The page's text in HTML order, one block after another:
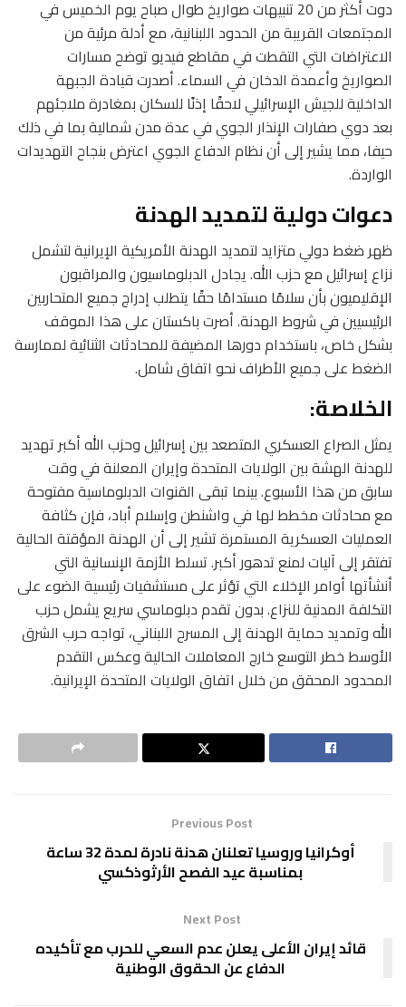
دوت أكثر من 20 تنبيهات صواريخ طوال صباح يوم الخميس في
المجتمعات القريبة من الحدود اللبنانية، مع أدلة مرئية من
الاعتراضات التي التقطت في مقاطع فيديو توضح مسارات
الصواريخ وأعمدة الدخان في السماء. أصدرت قيادة الجبهة
الداخلية للجيش الإسرائيلي لاحقًا إذنًا للسكان بمغادرة ملاجئهم
بعد دوي صفارات الإنذار الجوي في عدة مدن شمالية بما في ذلك
حيفا، مما يشير إلى أن نظام الدفاع الجوي اعترض بنجاح التهديدات
الواردة.
دعوات دولية لتمديد الهدنة
ظهر ضغط دولي متزايد لتمديد الهدنة الأمريكية الإيرانية لتشمل
نزاع إسرائيل مع حزب الله. يجادل الدبلوماسيون والمراقبون
الإقليميون بأن سلامًا مستدامًا حقًا يتطلب إدراج جميع المتحاربين
الرئيسيين في شروط الهدنة. أصرت باكستان على هذا الموقف
بشكل خاص، باستخدام دورها المضيفة للمحادثات الثنائية لممارسة
الضغط على جميع الأطراف نحو اتفاق شامل.
الخلاصة:
يمثل الصراع العسكري المتصعد بين إسرائيل وحزب الله أكبر تهديد
للهدنة الهشة بين الولايات المتحدة وإيران المعلنة في وقت
سابق من هذا الأسبوع. بينما تبقى القنوات الدبلوماسية مفتوحة
مع محادثات مخطط لها في واشنطن وإسلام أباد، فإن كثافة
العمليات العسكرية المستمرة تشير إلى أن الهدنة المؤقتة الحالية
تفتقر إلى آليات لمنع تدهور أكبر. تسلط الأزمة الإنسانية التي
أنشأتها أوامر الإخلاء التي تؤثر على مستشفيات رئيسية الضوء على
التكلفة المدنية للنزاع. بدون تقدم دبلوماسي سريع يشمل حزب
الله وتمديد حماية الهدنة إلى المسرح اللبناني، تواجه حرب الشرق
الأوسط خطر التوسع خارج المعاملات الحالية وعكس التقدم
المحدود المحقق من خلال اتفاق الولايات المتحدة الإيرانية.
Previous Post
أوكرانيا وروسيا تعلنان هدنة نادرة لمدة 32 ساعة
بمناسبة عيد الفصح الأرثوذكسي
Next Post
قائد إيران الأعلى يعلن عدم السعي للحرب مع تأكيده
الدفاع عن الحقوق الوطنية